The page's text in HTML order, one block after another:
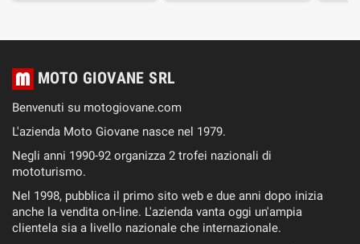
MOTO GIOVANE SRL
Benvenuti su motogiovane.com
L'azienda Moto Giovane nasce nel 1979.
Negli anni 1990-92 organizza 2 trofei nazionali di
mototurismo.
Nel 1998, pubblica il primo sito web e due anni dopo inizia
anche la vendita on-line. L'azienda vanta oggi un'ampia
clientela sia a livello nazionale che internazionale.